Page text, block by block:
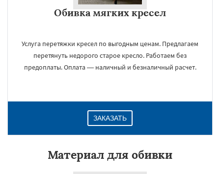
Обивка мягких кресел
Услуга перетяжки кресел по выгодным ценам. Предлагаем
перетянуть недорого старое кресло. Работаем без
предоплаты. Оплата — наличный и безналичный расчет.
ЗАКАЗАТЬ
Материал для обивки